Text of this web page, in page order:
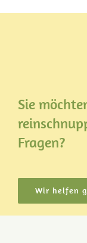
Sie
Fragen?
Wir helfen